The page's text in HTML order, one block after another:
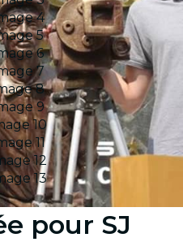
4
5
6
7
8
9
10
11
12
13
pour SJ